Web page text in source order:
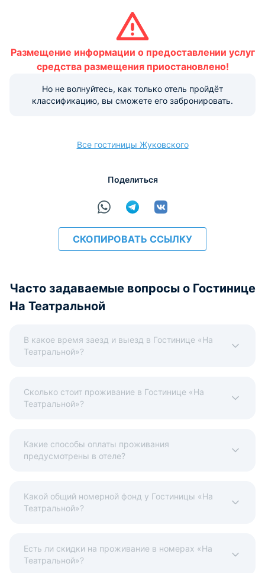
Условия и правила проживания:
Допускается размещение домашних животных. Данная
Варианты оплаты, доступные на ресепшене:
Наличные Безналичный Visa Euro/Mastercard Maestro МИР
Размещение информации о предоставлении услуг
средства размещения приостановлено!
Но не волнуйтесь, как только отель пройдёт
классификацию, вы сможете его забронировать.
Все гостиницы Жуковского
Поделиться
СКОПИРОВАТЬ ССЫЛКУ
Часто задаваемые вопросы о Гостинице
На Театральной
В какое время заезд и выезд в Гостинице «На
Театральной»?
Сколько стоит проживание в Гостинице «На
Театральной»?
Какие способы оплаты проживания
предусмотрены в отеле?
Какой общий номерной фонд у Гостиницы «На
Театральной»?
Есть ли скидки на проживание в номерах «На
Театральной»?